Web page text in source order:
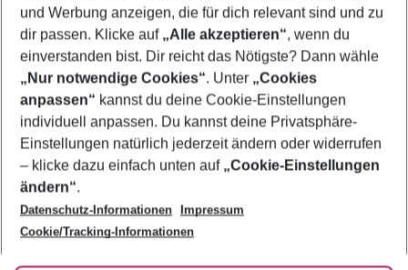
Footer
Footer navigation
Über uns
AGB
Bestpreisgarantie
Cookie-Einstellungen ändern
Cookie-Richtlinie
Agenturbetreuung
Barrierefreies Reisen
Folge uns
und Werbung anzeigen, die für dich relevant sind und zu
dir passen. Klicke auf „Alle akzeptieren“, wenn du
einverstanden bist. Dir reicht das Nötigste? Dann wähle
„Nur notwendige Cookies“. Unter „Cookies
anpassen“ kannst du deine Cookie-Einstellungen
individuell anpassen. Du kannst deine Privatsphäre-
Einstellungen natürlich jederzeit ändern oder widerrufen
– klicke dazu einfach unten auf „Cookie-Einstellungen
ändern“.
Datenschutz-Informationen
Impressum
Cookie/Tracking-Informationen